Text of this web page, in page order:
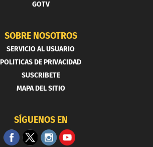
GOTV
SOBRE NOSOTROS
SERVICIO AL USUARIO
POLITICAS DE PRIVACIDAD
SUSCRIBETE
MAPA DEL SITIO
SÍGUENOS EN